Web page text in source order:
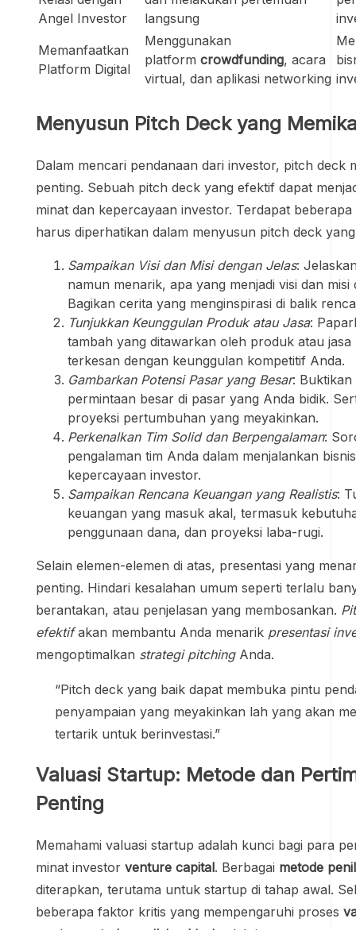
Angel Investor
langsung
Memanfaatkan
Platform Digital
Menggunakan
platform crowdfunding, acara
virtual, dan aplikasi networking
Menyusun Pitch Deck yang
Dalam mencari pendanaan dari investor, pitch deck
penting. Sebuah pitch deck yang efektif dapat
minat dan kepercayaan investor. Terdapat
harus diperhatikan dalam menyusun pitch deck
Sampaikan Visi dan Misi dengan Jelas:
namun menarik, apa yang menjadi visi dan misi
Bagikan cerita yang menginspirasi di balik
Tunjukkan Keunggulan Produk atau Jasa:
tambah yang ditawarkan oleh produk atau
terkesan dengan keunggulan kompetitif Anda.
Gambarkan Potensi Pasar yang Besar: Buktikan
permintaan besar di pasar yang Anda bidik.
proyeksi pertumbuhan yang meyakinkan.
Perkenalkan Tim Solid dan Berpengalaman:
pengalaman tim Anda dalam menjalankan
kepercayaan investor.
Sampaikan Rencana Keuangan yang Realistis:
keuangan yang masuk akal, termasuk
penggunaan dana, dan proyeksi laba-rugi.
Selain elemen-elemen di atas, presentasi yang
penting. Hindari kesalahan umum seperti terlalu
berantakan, atau penjelasan yang membosankan.
efektifakan membantu Anda menarik presentasi
mengoptimalkan strategi pitchingAnda.
“Pitch deck yang baik dapat membuka pintu
penyampaian yang meyakinkan lah yang akan
tertarik untuk berinvestasi.”
Valuasi Startup: Metode dan
Penting
Memahami valuasi startup adalah kunci bagi para
minat investor venture capital. Berbagai metode
diterapkan, terutama untuk startup di tahap awal.
beberapa faktor kritis yang mempengaruhi proses